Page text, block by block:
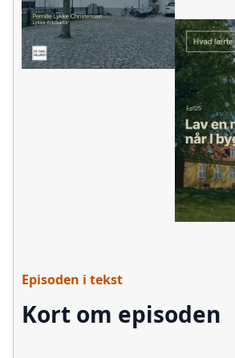
Episoden i tekst
Kort om episoden